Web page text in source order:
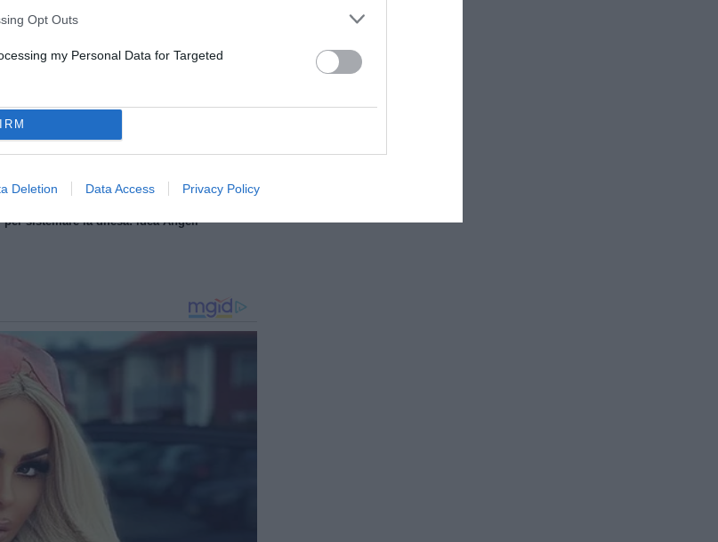
Opt Outs
my Personal Data for Targeted
Deletion Data Access Privacy Policy
CORRELATI
doppio innesto Dorval-Valzania
competere con certi budget"
per sistemare la difesa: idea Angeli